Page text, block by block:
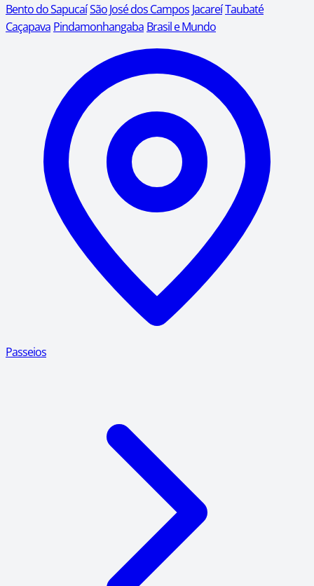
Bento do SapucaíSão José dos Campos JacareíTaubaté
Caçapava Pindamonhangaba Brasil e Mundo
Passeios